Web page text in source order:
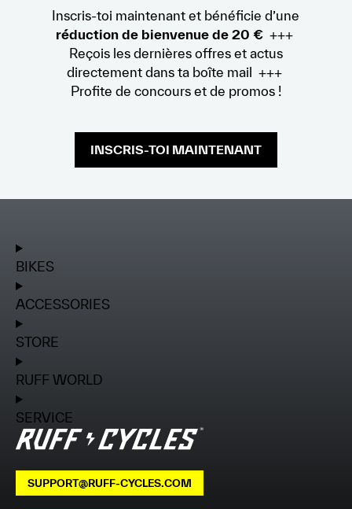
Inscris-toi maintenant et bénéficie d’une
réduction de bienvenue de 20 €+++
Reçois les dernières offres et actus
directement dans ta boîte mail +++
Profite de concours et de promos !
INSCRIS-TOI MAINTENANT
BIKES
ACCESSORIES
STORE
RUFF WORLD
SERVICE
SUPPORT@RUFF-CYCLES.COM